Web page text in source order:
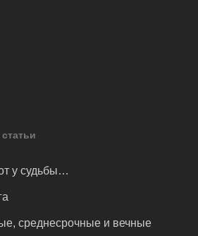
у судьбы…
среднесрочные и вечные